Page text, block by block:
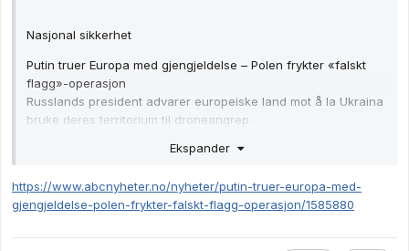
Nasjonal sikkerhet
Putin truer Europa med gjengjeldelse – Polen frykter «falskt
flagg»-operasjon
Russlands president advarer europeiske land mot å la Ukraina
bruke deres territorium til droneangrep
Ekspander
https://www.abcnyheter.no/nyheter/putin-truer-europa-med-
gjengjeldelse-polen-frykter-falskt-flagg-operasjon/1585880